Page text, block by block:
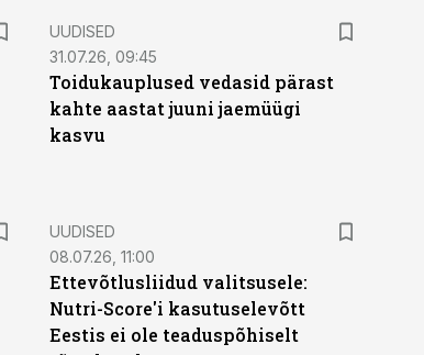
UUDISED
31.07.26, 09:45
Toidukauplused vedasid pärast
kahte aastat juuni jaemüügi
kasvu
UUDISED
08.07.26, 11:00
Ettevõtlusliidud valitsusele:
Nutri-Score'i kasutuselevõtt
Eestis ei ole teaduspõhiselt